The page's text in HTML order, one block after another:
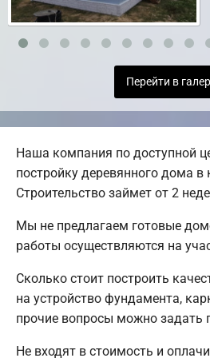
Перейти в
Наша компания по доступной
постройку деревянного дома в
Строительство займет от 2
Мы не предлагаем готовые
работы осуществляются на
Сколько стоит построить
на устройство фундамента,
прочие вопросы можно задать
Не входят в стоимость и